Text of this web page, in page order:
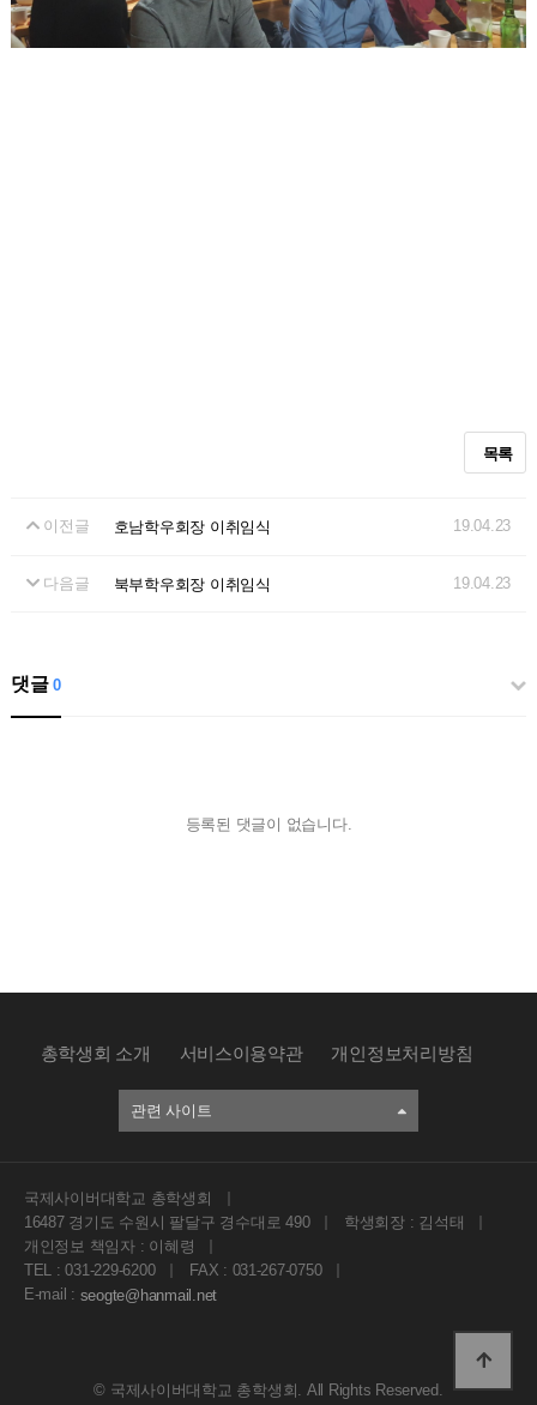
목록
이전글 호남학우회장 이취임식 19.04.23
다음글 북부학우회장 이취임식 19.04.23
댓글0
등록된 댓글이 없습니다.
총학생회 소개 서비스이용약관 개인정보처리방침
관련 사이트
국제사이버대학교 총학생회
16487 경기도 수원시 팔달구 경수대로 490
학생회장 : 김석태
개인정보 책임자 : 이혜령
TEL : 031-229-6200
FAX : 031-267-0750
E-mail : seogte@hanmail.net
© 국제사이버대학교 총학생회 . All Rights Reserved.